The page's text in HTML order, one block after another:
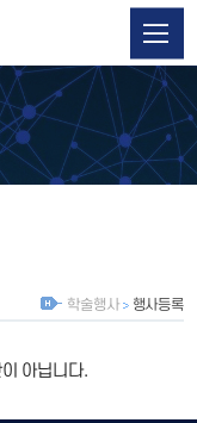
학술행사 행사등록
아닙니다.